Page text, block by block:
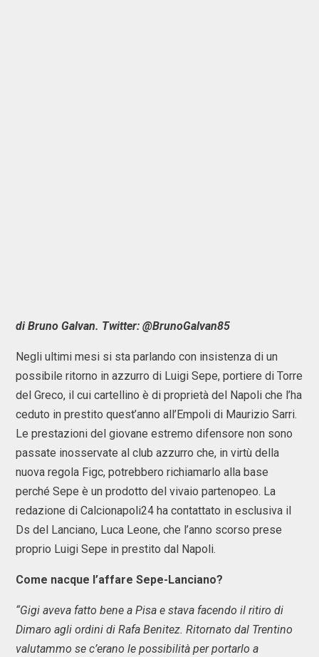
di Bruno Galvan. Twitter: @BrunoGalvan85
Negli ultimi mesi si sta parlando con insistenza di un
possibile ritorno in azzurro di Luigi Sepe, portiere di Torre
del Greco, il cui cartellino è di proprietà del Napoli che l’ha
ceduto in prestito quest’anno all’Empoli di Maurizio Sarri.
Le prestazioni del giovane estremo difensore non sono
passate inosservate al club azzurro che, in virtù della
nuova regola Figc, potrebbero richiamarlo alla base
perché Sepe è un prodotto del vivaio partenopeo. La
redazione di Calcionapoli24 ha contattato in esclusiva il
Ds del Lanciano, Luca Leone, che l’anno scorso prese
proprio Luigi Sepe in prestito dal Napoli.
Come nacque l’affare Sepe-Lanciano?
“Gigi aveva fatto bene a Pisa e stava facendo il ritiro di
Dimaro agli ordini di Rafa Benitez. Ritornato dal Trentino
valutammo se c’erano le possibilità per portarlo a